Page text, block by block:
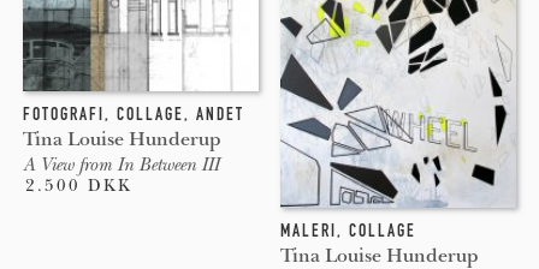
FOTOGRAFI, COLLAGE, ANDET
Tina Louise Hunderup
A View from In Between III
2.500 DKK
MALERI , COLLAGE
Tina Louise Hunderup